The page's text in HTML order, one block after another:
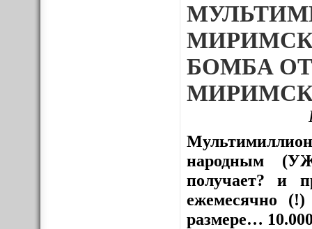
БОМБА
народным
получает? и
ежемесячно
размере…